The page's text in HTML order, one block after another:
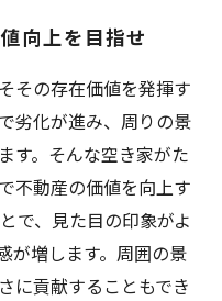
向上を目指せ
その存在価値を発揮す
劣化が進み、周りの景
す。そんな空き家がた
不動産の価値を向上す
で、見た目の印象がよ
が増します。周囲の景
に貢献することもでき